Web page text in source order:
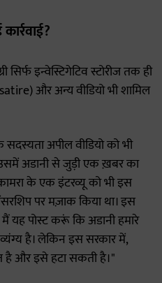
सिर्फ इन्वेस्टिगेटिव स्टोरीज तक ही
और अन्य वीडियो भी शामिल
अपील वीडियो को भी
उसमें अडानी से जुड़ी एक ख़बर का
के एक इंटरव्यू को भी इस
पर मज़ाक किया था। इस
यह पोस्ट करूं कि अडानी हमारे
है। लेकिन इस सरकार में,
और इसे हटा सकती है।"